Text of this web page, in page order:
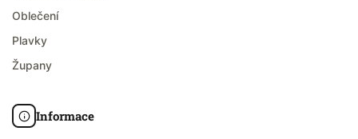
Oblečení
Plavky
Župany
Informace